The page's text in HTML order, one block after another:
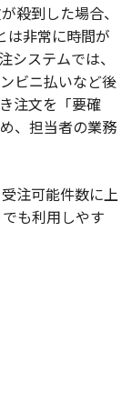
殺到した場合、
は非常に時間が
システムでは、
ビニ払いなど後
注文を「要確
、担当者の業務
注可能件数に上
も利用しやす